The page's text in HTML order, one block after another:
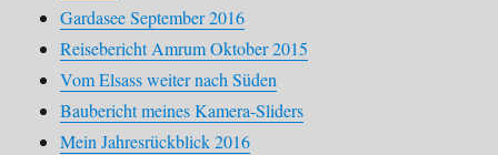
Gardasee September 2016
Reisebericht Amrum Oktober 2015
Vom Elsass weiter nach Süden
Baubericht meines Kamera-Sliders
Mein Jahresrückblick 2016